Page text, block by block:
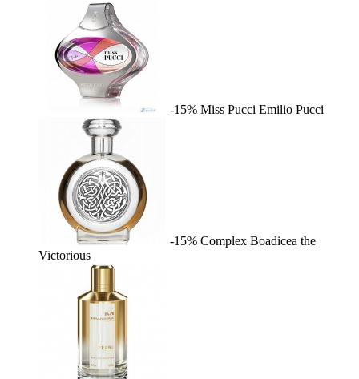
-15% Miss Pucci Emilio Pucci
-15% Complex Boadicea the
Victorious